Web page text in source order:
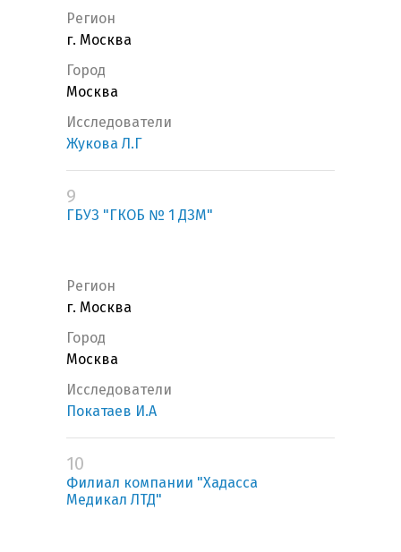
Регион
г. Москва
Город
Москва
Исследователи
Жукова Л.Г
9
ГБУЗ "ГКОБ № 1 ДЗМ"
Регион
г. Москва
Город
Москва
Исследователи
Покатаев И.А
10
Филиал компании "Хадасса
Медикал ЛТД"